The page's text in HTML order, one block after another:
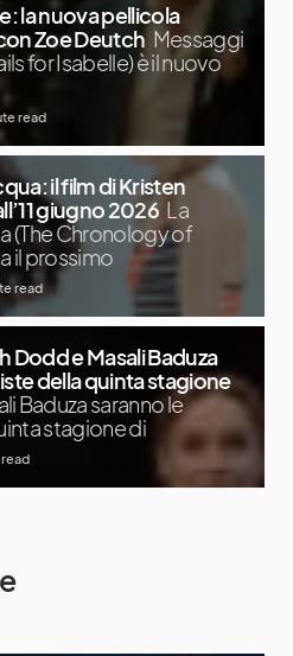
la nuova pellicola
Zoe Deutch Messaggi
for Isabelle) è il nuovo
read
il film di Kristen
giugno 2026 La
(The Chronology of
il prossimo
read
Dodd e Masali Baduza
della quinta stagione
Baduza saranno le
stagione di
read